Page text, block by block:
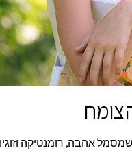
אהבה, רומנטיקה